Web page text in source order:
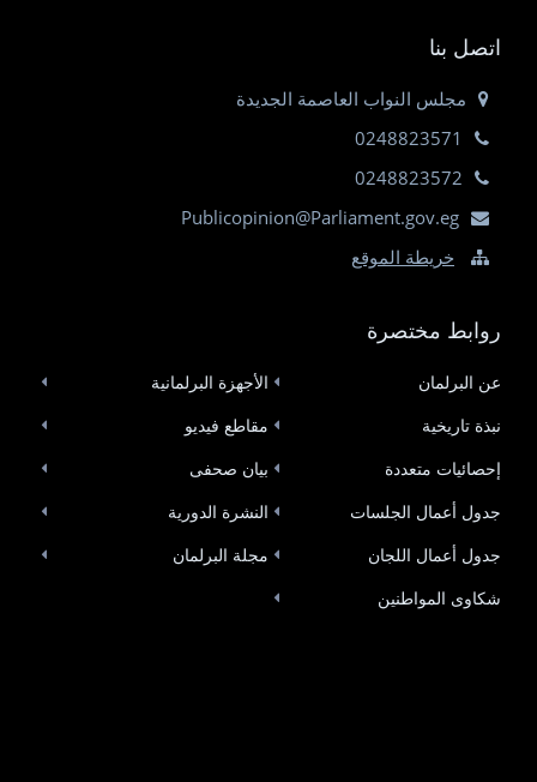
اتصل بنا
مجلس النواب العاصمة الجديدة
0248823571
0248823572
Publicopinion@Parliament.gov.eg
خريطة الموقع
روابط مختصرة
عن البرلمان
نبذة تاريخية
إحصائيات متعددة
جدول أعمال الجلسات
جدول أعمال اللجان
شكاوى المواطنين
الأجهزة البرلمانية
مقاطع فيديو
بيان صحفى
النشرة الدورية
مجلة البرلمان